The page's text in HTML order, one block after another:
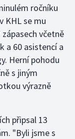
ročníku
KHL se mu
včetně
a 60 asistencí a
Herní pohodu
s jiným
výrazně
připsal 13
"Byli jsme s